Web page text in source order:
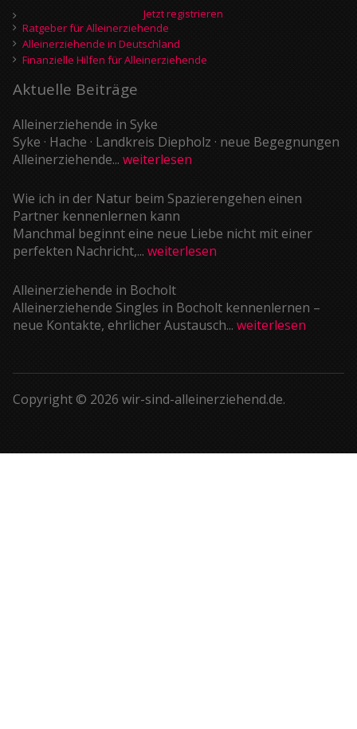
Jetzt registrieren
Ratgeber für Alleinerziehende
Alleinerziehende in Deutschland
Finanzielle Hilfen für Alleinerziehende
Aktuelle Beiträge
Alleinerziehende in Syke
Syke · Hache · Landkreis Diepholz · neue Begegnungen
Alleinerziehende... weiterlesen
Wie ich in der Natur beim Spazierengehen einen
Partner kennenlernen kann
Manchmal beginnt eine neue Liebe nicht mit einer
perfekten Nachricht,... weiterlesen
Alleinerziehende in Bocholt
Alleinerziehende Singles in Bocholt kennenlernen –
neue Kontakte, ehrlicher Austausch... weiterlesen
Copyright © 2026 wir-sind-alleinerziehend.de.